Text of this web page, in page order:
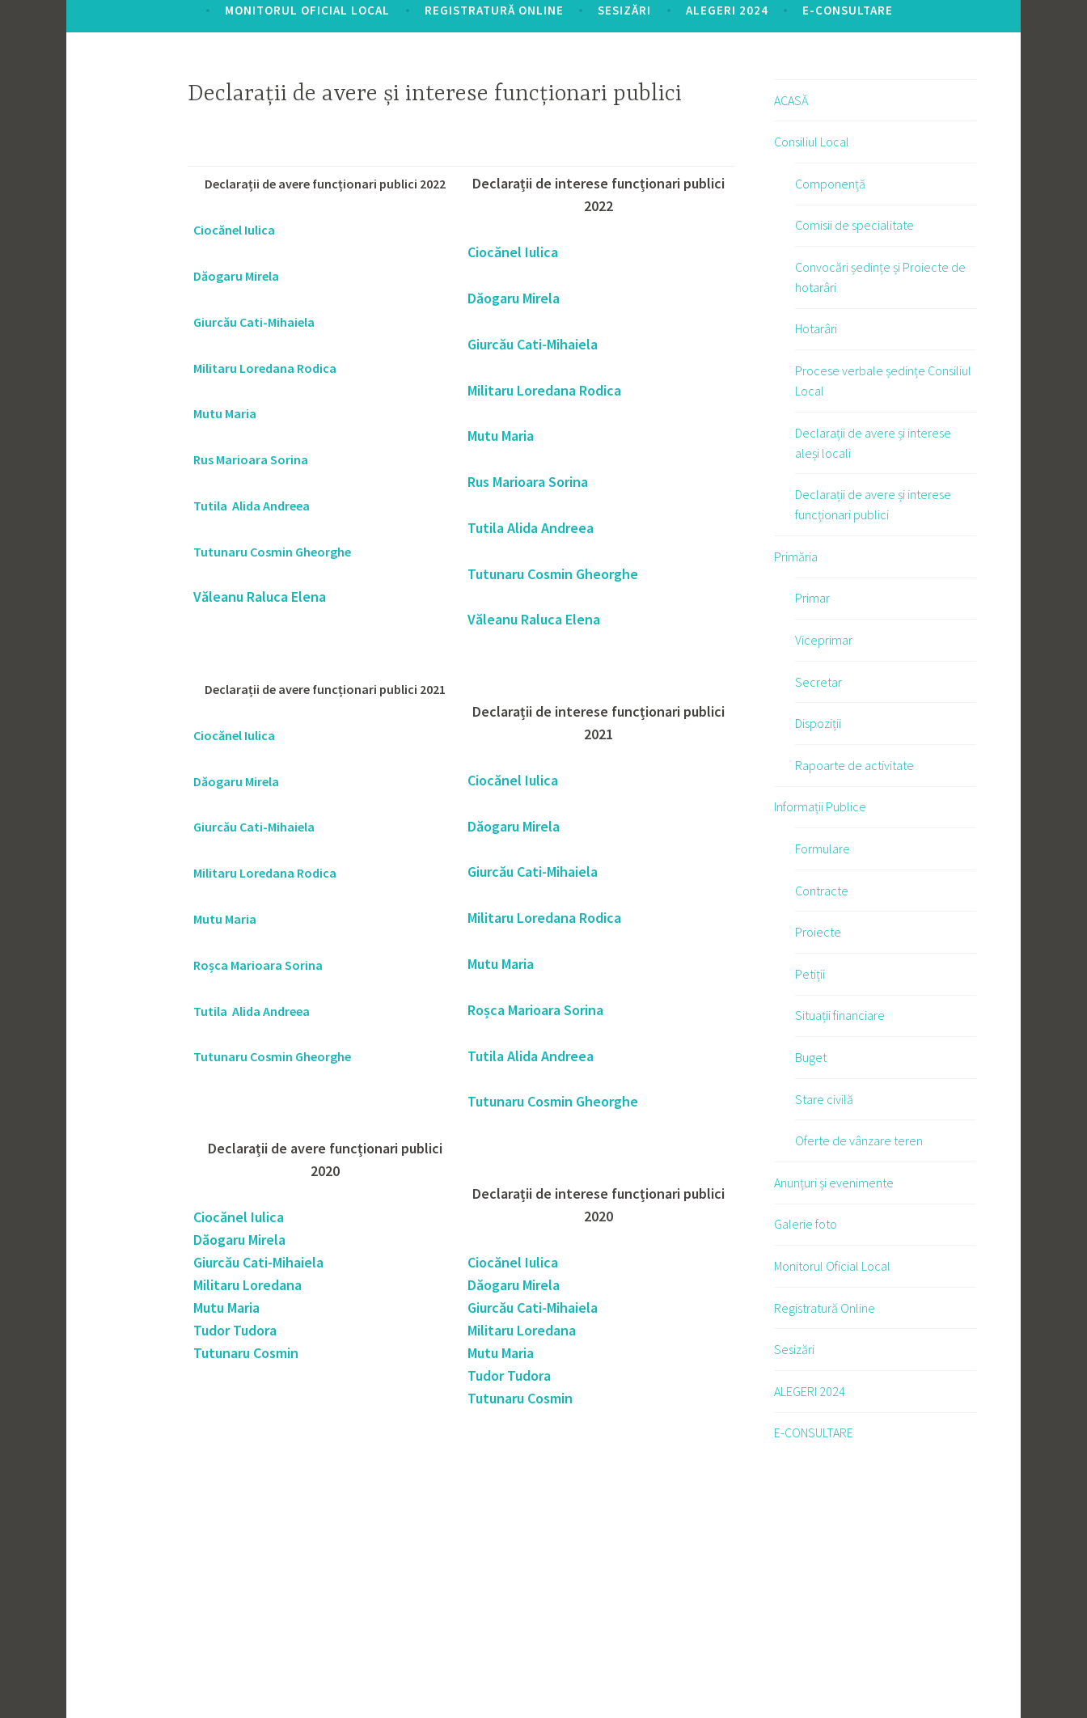
MONITORUL OFICIAL LOCAL REGISTRATURĂ ONLINE SESIZĂRI ALEGERI 2024 E-CONSULTARE
Declarații de avere și interese funcționari publici
Declarații de avere funcționari publici 2022
Ciocănel Iulica
Dăogaru Mirela
Giurcău Cati-Mihaiela
Militaru Loredana Rodica
Mutu Maria
Rus Marioara Sorina
Tutila Alida Andreea
Tutunaru Cosmin Gheorghe
Văleanu Raluca Elena
Declarații de avere funcționari publici 2021
Ciocănel Iulica
Dăogaru Mirela
Giurcău Cati-Mihaiela
Militaru Loredana Rodica
Mutu Maria
Roșca Marioara Sorina
Tutila Alida Andreea
Tutunaru Cosmin Gheorghe
Declarații de avere funcționari publici
2020
Ciocănel Iulica
Dăogaru Mirela
Giurcău Cati-Mihaiela
Militaru Loredana
Mutu Maria
Tudor Tudora
Tutunaru Cosmin
Declarații de interese funcționari publici
2022
Ciocănel Iulica
Dăogaru Mirela
Giurcău Cati-Mihaiela
Militaru Loredana Rodica
Mutu Maria
Rus Marioara Sorina
Tutila Alida Andreea
Tutunaru Cosmin Gheorghe
Văleanu Raluca Elena
Declarații de interese funcționari publici
2021
Ciocănel Iulica
Dăogaru Mirela
Giurcău Cati-Mihaiela
Militaru Loredana Rodica
Mutu Maria
Roșca Marioara Sorina
Tutila Alida Andreea
Tutunaru Cosmin Gheorghe
Declarații de interese funcționari publici
2020
Ciocănel Iulica
Dăogaru Mirela
Giurcău Cati-Mihaiela
Militaru Loredana
Mutu Maria
Tudor Tudora
Tutunaru Cosmin
ACASĂ
Consiliul Local
Componență
Comisii de specialitate
Convocări ședințe și Proiecte de
hotarâri
Hotarâri
Procese verbale ședințe Consiliul
Local
Declarații de avere și interese
aleși locali
Declarații de avere și interese
funcționari publici
Primăria
Primar
Viceprimar
Secretar
Dispoziții
Rapoarte de activitate
Informații Publice
Formulare
Contracte
Proiecte
Petiții
Situații financiare
Buget
Stare civilă
Oferte de vânzare teren
Anunțuri și evenimente
Galerie foto
Monitorul Oficial Local
Registratură Online
Sesizări
ALEGERI 2024
E-CONSULTARE